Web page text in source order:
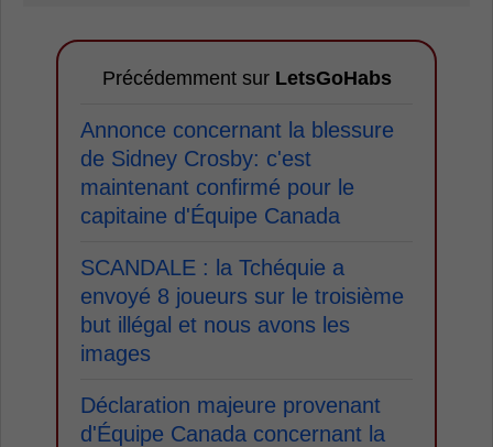
Précédemment sur LetsGoHabs
Annonce concernant la blessure
de Sidney Crosby: c'est
maintenant confirmé pour le
capitaine d'Équipe Canada
SCANDALE : la Tchéquie a
envoyé 8 joueurs sur le troisième
but illégal et nous avons les
images
Déclaration majeure provenant
d'Équipe Canada concernant la